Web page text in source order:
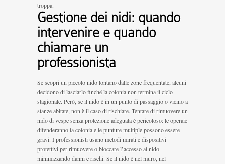
troppa.
Gestione dei nidi: quando
intervenire e quando
chiamare un
professionista
Se scopri un piccolo nido lontano dalle zone frequentate, alcuni
decidono di lasciarlo finché la colonia non termina il ciclo
stagionale. Però, se il nido è in un punto di passaggio o vicino a
stanze abitate, non è il caso di rischiare. Tentare di rimuovere un
nido di vespe senza protezione adeguata è pericoloso: le operaie
difenderanno la colonia e le punture multiple possono essere
gravi. I professionisti usano metodi mirati e dispositivi
protettivi per rimuovere o bloccare l’accesso al nido
minimizzando danni e rischi. Se il nido è nel muro, nel